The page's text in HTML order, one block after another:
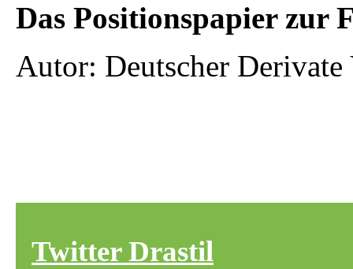
Das Positionspapier zur
Autor: Deutscher
Twitter Drastil